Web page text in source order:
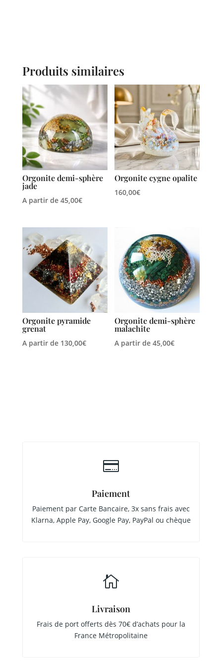
Produits similaires
Orgonite demi-sphère
jade
A partir de 45,00€
Orgonite cygne opalite
160,00€
Orgonite pyramide
grenat
A partir de 130,00€
Orgonite demi-sphère
malachite
A partir de45,00€

Paiement
Paiement par Carte Bancaire, 3x sans frais avec
Klarna, Apple Pay, Google Pay, PayPal ou chèque

Livraison
Frais de port offerts dès 70€ d’achats pour la
France Métropolitaine